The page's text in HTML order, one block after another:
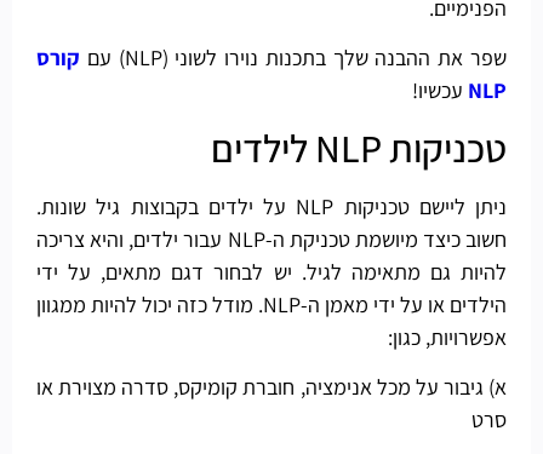
הפנימיים.
שפר את ההבנה שלך בתכנות נוירו לשוני (NLP) עם
קורס
NLP עכשיו!
טכניקות NLP לילדים
ניתן ליישם טכניקות NLP על ילדים בקבוצות גיל שונות.
חשוב כיצד מיושמת טכניקת ה-NLP עבור ילדים, והיא צריכה
להיות גם מתאימה לגיל. יש לבחור דגם מתאים, על ידי
הילדים או על ידי מאמן ה-NLP. מודל כזה יכול להיות ממגוון
אפשרויות, כגון:
א) גיבור על מכל אנימציה, חוברת קומיקס, סדרה מצוירת או
סרט